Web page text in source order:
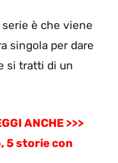
è che viene
singola per dare
si tratti di un
ANCHE >>>
5 storie con